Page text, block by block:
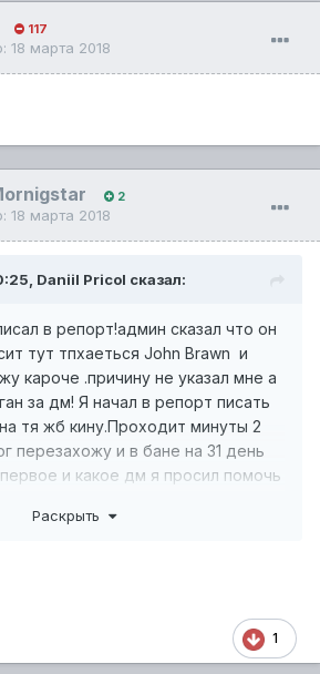
117
18 марта 2018
2
18 марта 2018
Daniil Pricol сказал:
в репорт!админ сказал что он
тут тпхаеться John Brawn и
кароче .причину не указал мне а
за дм! Я начал в репорт писать
тя жб кину.Проходит минуты 2
перезахожу и в бане на 31 день
первое и какое дм я просил помочь
Ramone нечего не кому не сделал
Раскрыть
1